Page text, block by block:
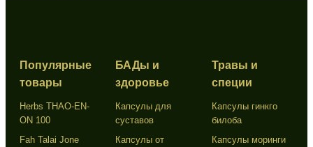
Популярные
товары
Herbs THAO-EN-
ON 100
Fah Talai Jone
БАДы и
здоровье
Капсулы для
суставов
Капсулы от
Травы и
специи
Капсулы гинкго
билоба
Капсулы моринги